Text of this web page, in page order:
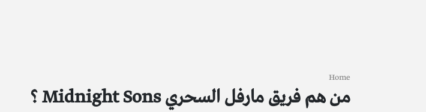
Home
من هم فريق مارفل السحري Midnight Sons ؟